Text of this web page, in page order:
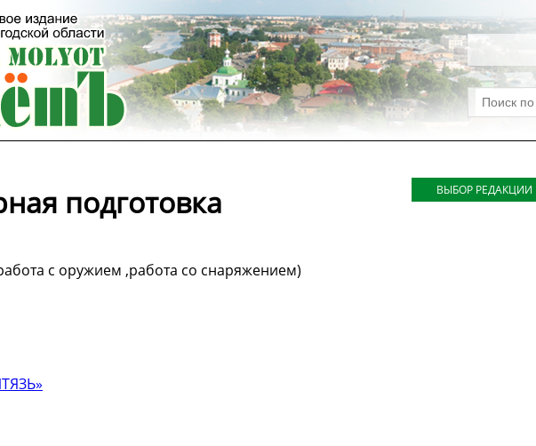
подготовка
с оружием ,работа со снаряжением)
ВЫБОР РЕДАКЦИИ